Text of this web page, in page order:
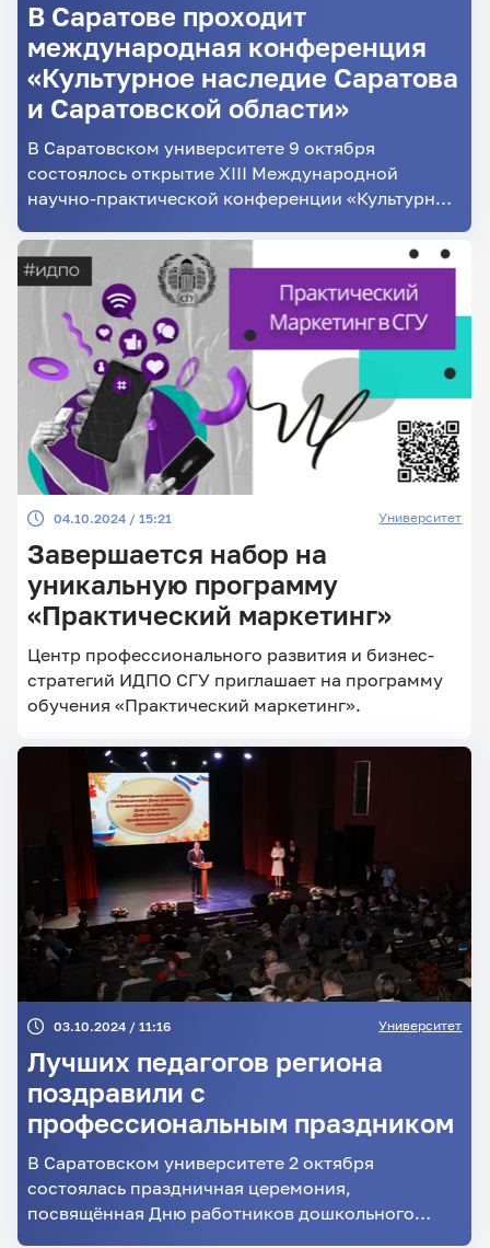
В Саратове проходит
международная конференция
«Культурное наследие Саратова
и Саратовской области»
В Саратовском университете 9 октября
состоялось открытие XIII Международной
научно-практической конференции «Культурное
этом году более 100 экспертов в сфере
искусства, образования и науки представляют
результаты своих исследований широкой
общественности.
04.10.2024 / 15:21 Университет
Завершается набор на
уникальную программу
«Практический маркетинг»
Центр профессионального развития и бизнес-
стратегий ИДПО СГУ приглашает на программу
обучения «Практический маркетинг».
03.10.2024 / 11:16 Университет
Лучших педагогов региона
поздравили с
профессиональным праздником
В Саратовском университете 2 октября
состоялась праздничная церемония,
посвящённая Дню работников дошкольного